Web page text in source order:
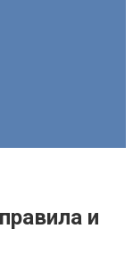
и